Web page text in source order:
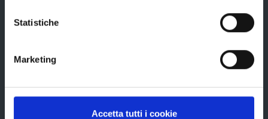
Statistiche
Marketing
Accetta tutti i cookie